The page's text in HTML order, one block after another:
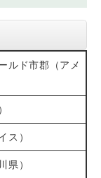
ルド市郡（アメ
ス）
県）